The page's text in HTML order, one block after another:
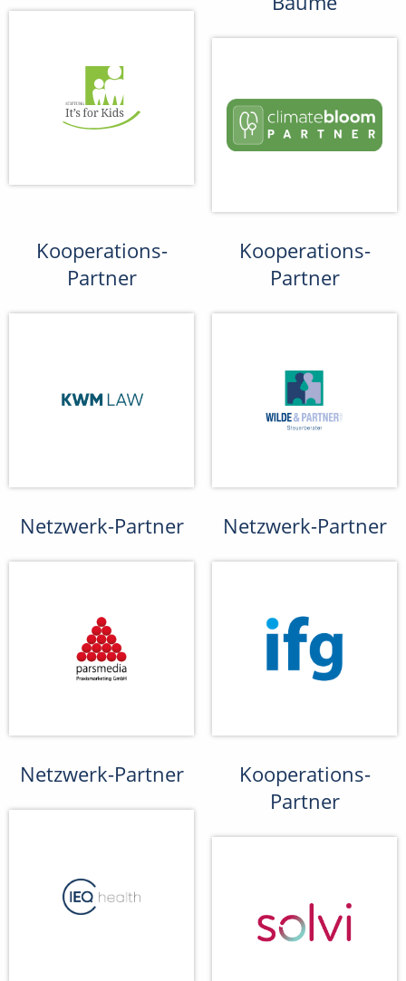
Kooperations-
Partner
Kooperations-
Partner
Netzwerk-Partner Netzwerk-Partner
Netzwerk-Partner
Kooperations-
Partner